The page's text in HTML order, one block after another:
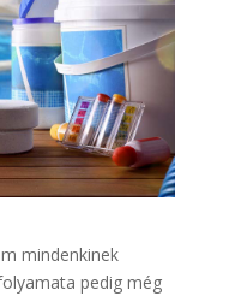
mindenkinek
pedig még